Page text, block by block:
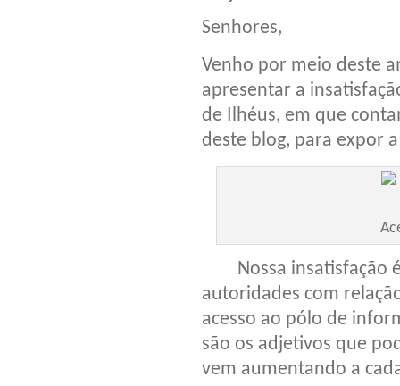
Senhores,
Venho por meio deste
apresentar a
de Ilhéus, em que
deste blog, para expor a
Nossa insatisfação é
autoridades com
acesso ao pólo de
são os adjetivos que
vem aumentando a